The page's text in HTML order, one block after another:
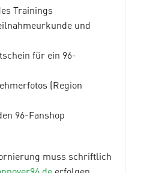
Trainings
und
für ein 96-
(Region
96-Fanshop
muss schriftlich